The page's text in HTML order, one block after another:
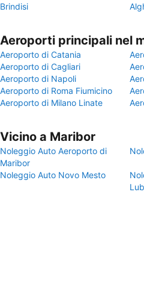
Brindisi
Aeroporti principali nel
Aeroporto di Catania
Aeroporto di Cagliari
Aeroporto di Napoli
Aeroporto di Roma Fiumicino
Aeroporto di Milano Linate
Vicino a Maribor
Noleggio Auto Aeroporto di
Maribor
Noleggio Auto Novo Mesto